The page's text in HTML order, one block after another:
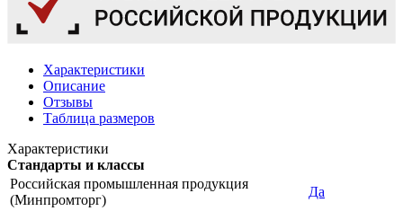
Характеристики
Описание
Отзывы
Таблица размеров
Характеристики
Стандарты и классы
Российская промышленная продукция
(Минпромторг)
Да